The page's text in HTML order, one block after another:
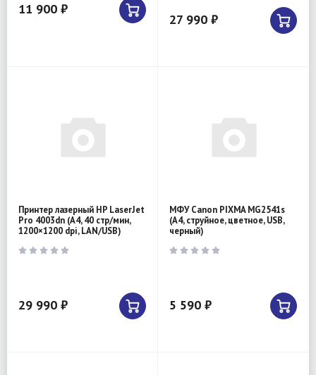
11 900 ₽
27 990 ₽
Принтер лазерный HP LaserJet
Pro 4003dn (A4, 40 стр/мин,
1200×1200 dpi, LAN/USB)
29 990 ₽
МФУ Canon PIXMA MG2541s
(A4, струйное, цветное, USB,
черный)
5 590 ₽